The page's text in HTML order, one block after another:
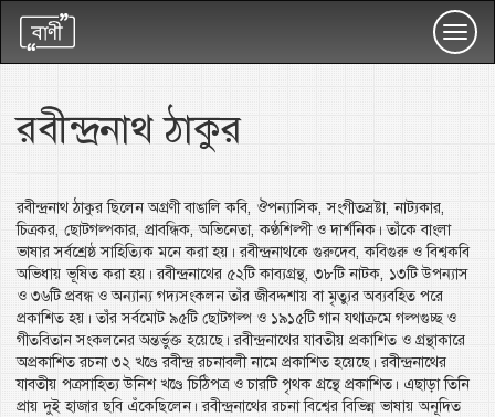
রবীন্দ্রনাথ ঠাকুর
রবীন্দ্রনাথ ঠাকুর ছিলেন অগ্রণী বাঙালি কবি, ঔপন্যাসিক, সংগীতস্রষ্টা, নাট্যকার,
চিত্রকর, ছোটগল্পকার, প্রাবন্ধিক, অভিনেতা, কণ্ঠশিল্পী ও দার্শনিক। তাঁকে বাংলা
ভাষার সর্বশ্রেষ্ঠ সাহিত্যিক মনে করা হয়। রবীন্দ্রনাথকে গুরুদেব, কবিগুরু ও বিশ্বকবি
অভিধায় ভূষিত করা হয়। রবীন্দ্রনাথের ৫২টি কাব্যগ্রন্থ, ৩৮টি নাটক, ১৩টি উপন্যাস
ও ৩৬টি প্রবন্ধ ও অন্যান্য গদ্যসংকলন তাঁর জীবদ্দশায় বা মৃত্যুর অব্যবহিত পরে
প্রকাশিত হয়। তাঁর সর্বমোট ৯৫টি ছোটগল্প ও ১৯১৫টি গান যথাক্রমে গল্পগুচ্ছ ও
গীতবিতান সংকলনের অন্তর্ভুক্ত হয়েছে। রবীন্দ্রনাথের যাবতীয় প্রকাশিত ও গ্রন্থাকারে
অপ্রকাশিত রচনা ৩২ খণ্ডে রবীন্দ্র রচনাবলী নামে প্রকাশিত হয়েছে। রবীন্দ্রনাথের
যাবতীয় পত্রসাহিত্য উনিশ খণ্ডে চিঠিপত্র ও চারটি পৃথক গ্রন্থে প্রকাশিত। এছাড়া তিনি
প্রায় দুই হাজার ছবি এঁকেছিলেন। রবীন্দ্রনাথের রচনা বিশ্বের বিভিন্ন ভাষায় অনূদিত